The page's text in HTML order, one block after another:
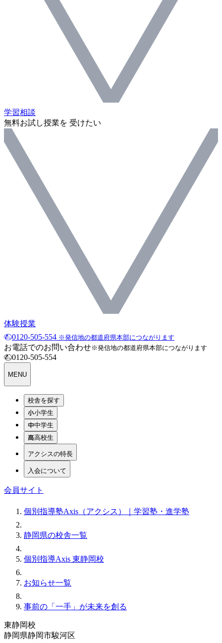
学習相談
無料お試し授業を 受けたい
体験授業
0120-505-554 ※発信地の都道府県本部につながります
お電話でのお問い合わせ※発信地の都道府県本部につながります
0120-505-554
MENU
校舎を探す
小学生
中学生
高校生
アクシスの特長
入会について
会員サイト
個別指導塾Axis（アクシス）｜学習塾・進学塾
静岡県の校舎一覧
個別指導Axis 東静岡校
お知らせ一覧
事前の「一手」が未来を創る
東静岡校
静岡県静岡市駿河区